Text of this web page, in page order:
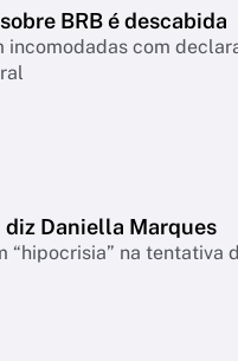
BRB é descabida
com
diz Daniella Marques
“hipocrisia” na tentativa